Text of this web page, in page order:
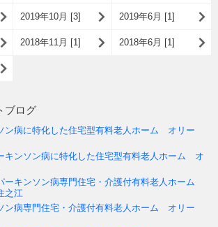
2019年10月 [3] 2019年6月 [1]
2018年11月 [1] 2018年6月 [1]
ブログ
ン病に特化した住宅型有料老人ホーム オリー
キンソン病に特化した住宅型有料老人ホーム オ
ーキンソン病専門住宅・介護付有料老人ホーム
之江
ン病専門住宅・介護付有料老人ホーム オリー